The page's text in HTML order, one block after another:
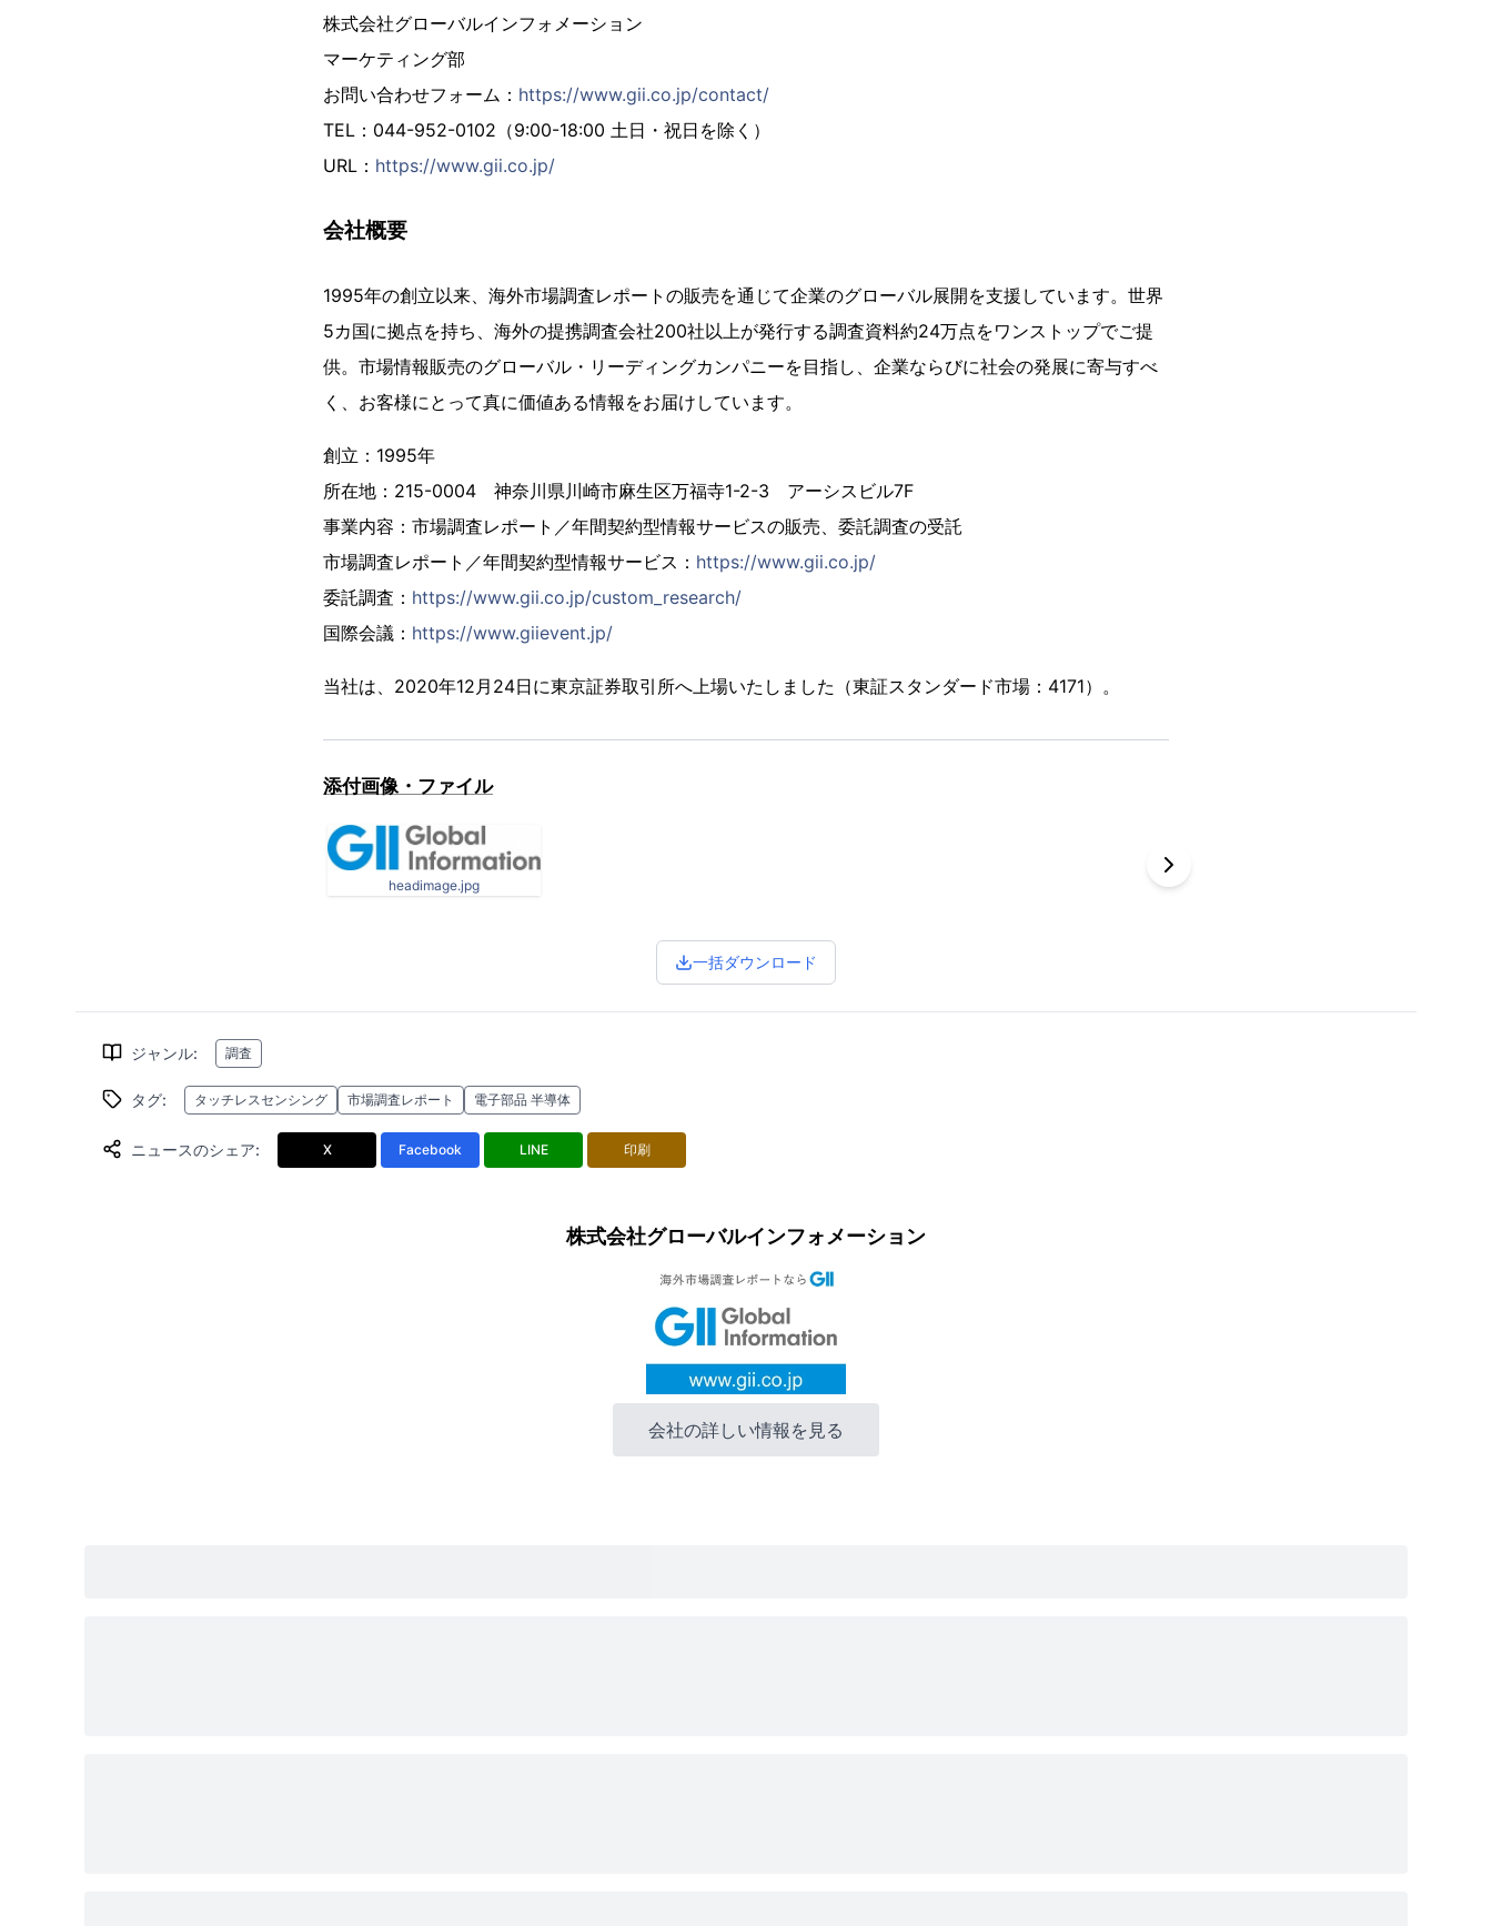
株式会社グローバルインフォメーション
マーケティング部
お問い合わせフォーム： https://www.gii.co.jp/contact/
TEL：044-952-0102（9:00-18:00 土日・祝日を除く）
URL： https://www.gii.co.jp/
会社概要
1995年の創立以来、海外市場調査レポートの販売を通じて企業のグローバル展開を支援しています。世界
5カ国に拠点を持ち、海外の提携調査会社200社以上が発行する調査資料約24万点をワンストップでご提
供。市場情報販売のグローバル・リーディングカンパニーを目指し、企業ならびに社会の発展に寄与すべ
く、お客様にとって真に価値ある情報をお届けしています。
創立：1995年
所在地：215-0004 神奈川県川崎市麻生区万福寺1-2-3 アーシスビル7F
事業内容：市場調査レポート／年間契約型情報サービスの販売、委託調査の受託
市場調査レポート／年間契約型情報サービス： https://www.gii.co.jp/
委託調査： https://www.gii.co.jp/custom_research/
国際会議： https://www.giievent.jp/
当社は、2020年12月24日に東京証券取引所へ上場いたしました（東証スタンダード市場：4171）。
添付画像・ファイル
headimage.jpg
一括ダウンロード
ジャンル: 調査
タグ: タッチレスセンシング 市場調査レポート 電子部品 半導体
ニュースのシェア: X Facebook LINE 印刷
株式会社グローバルインフォメーション
会社の詳しい情報を見る